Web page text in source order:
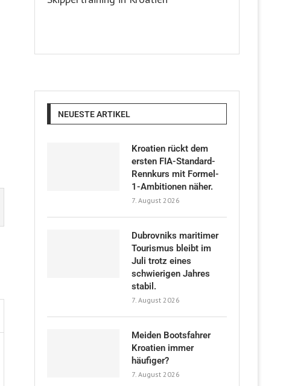
NEUESTE ARTIKEL
Kroatien rückt dem
ersten FIA-Standard-
Rennkurs mit Formel-
1-Ambitionen näher.
7. August 2026
Dubrovniks maritimer
Tourismus bleibt im
Juli trotz eines
schwierigen Jahres
stabil.
7. August 2026
Meiden Bootsfahrer
Kroatien immer
häufiger?
7. August 2026